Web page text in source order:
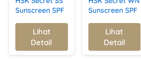
Sunscreen SPF
Melindungi
Kulit dari Sinar
UV,
Lihat
Detail
Sunscreen SPF
Mencerahkan,
Melembapkan,
& Melindungi
Lihat
Detail